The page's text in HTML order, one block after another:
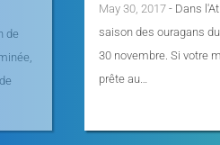
de
May 30, 2017 - Dans
saison des ouragans
30 novembre. Si votre
prête au…